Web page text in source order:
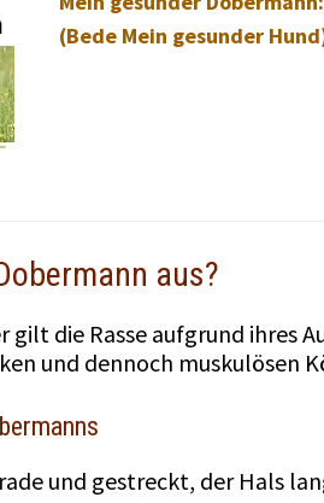
(Bede Mein gesunder
aus?
gilt die Rasse aufgrund ihres
und dennoch muskulösen
und gestreckt, der Hals